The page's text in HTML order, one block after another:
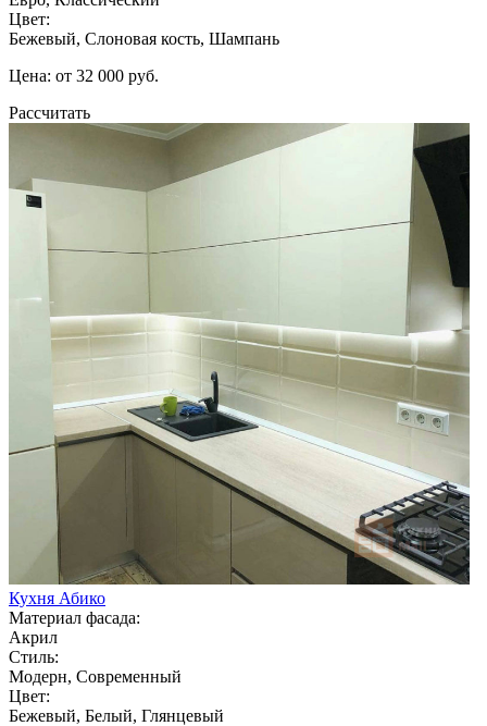
Цвет:
Бежевый, Слоновая кость, Шампань
Цена: от 32 000 руб.
Рассчитать
Кухня Абико
Материал фасада:
Акрил
Стиль:
Модерн, Современный
Цвет:
Бежевый, Белый, Глянцевый